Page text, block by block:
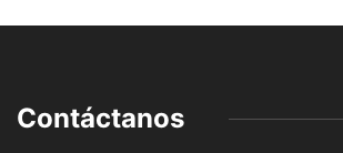
Contáctanos